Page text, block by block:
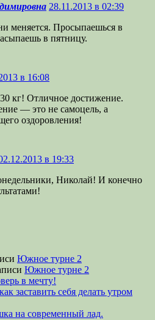
28.11.2013 в 02:39
меняется. Просыпаешься в
в пятницу.
в 16:08
кг! Отличное достижение.
— это не самоцель, а
оздоровления!
в 19:33
Николай! И конечно
Южное турне 2
Южное турне 2
в мечту!
заставить себя делать утром
на современный лад.